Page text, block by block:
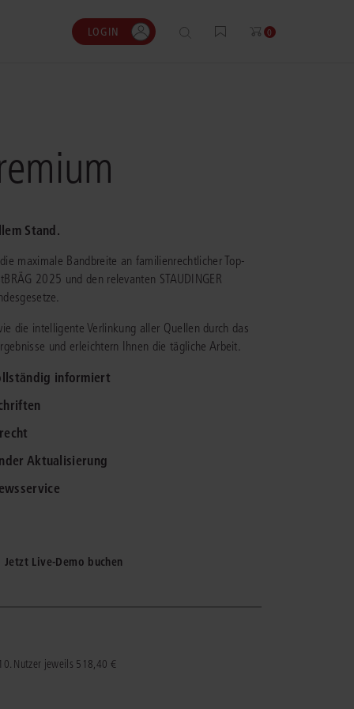
Lösungen
AKADEMIE
und zertifiziert: Online-
Fachgebieten.
Online-Produktberater starten
oder Leitsätze, recherchieren und prüfen.
mir das – einfach und
Rechtsanwalt und Partner, KT
dem bewährten juris
berechnen.
Prozesskostenrechner
Alle Kontaktmöglichkeiten
LOGIN 0
Stand.
maximale Bandbreite an familienrechtlicher Top-
2025 und den relevanten STAUDINGER
die intelligente Verlinkung aller Quellen durch das
und erleichtern Ihnen die tägliche Arbeit.
informiert
Aktualisierung
Nutzer jeweils 518,40 €
Jetzt Live-Demo buchen